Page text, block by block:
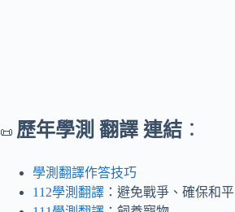
📜 歷年學測 翻譯 連結 ：
學測翻譯作答技巧
112學測翻譯 ：避免戰爭、確保和平